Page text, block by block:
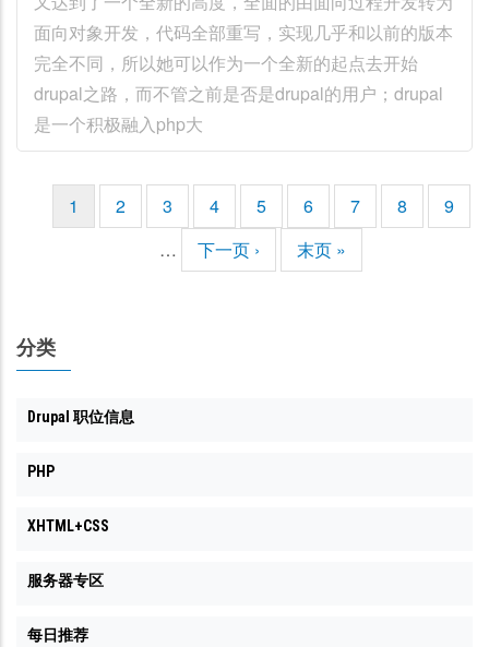
面向对象开发，代码全部重写，实现几乎和以前的版本
完全不同，所以她可以作为一个全新的起点去开始
drupal之路，而不管之前是否是drupal的用户；drupal
是一个积极融入php大
当
前
1
页
面
2
页
面
3
页
面
4
页
面
5
页
面
6
页
面
7
页
面
8
页
面
9
…
下
一
下一页 ›
末
页
末页 »
分类
Drupal 职位信息
PHP
XHTML+CSS
服务器专区
每日推荐